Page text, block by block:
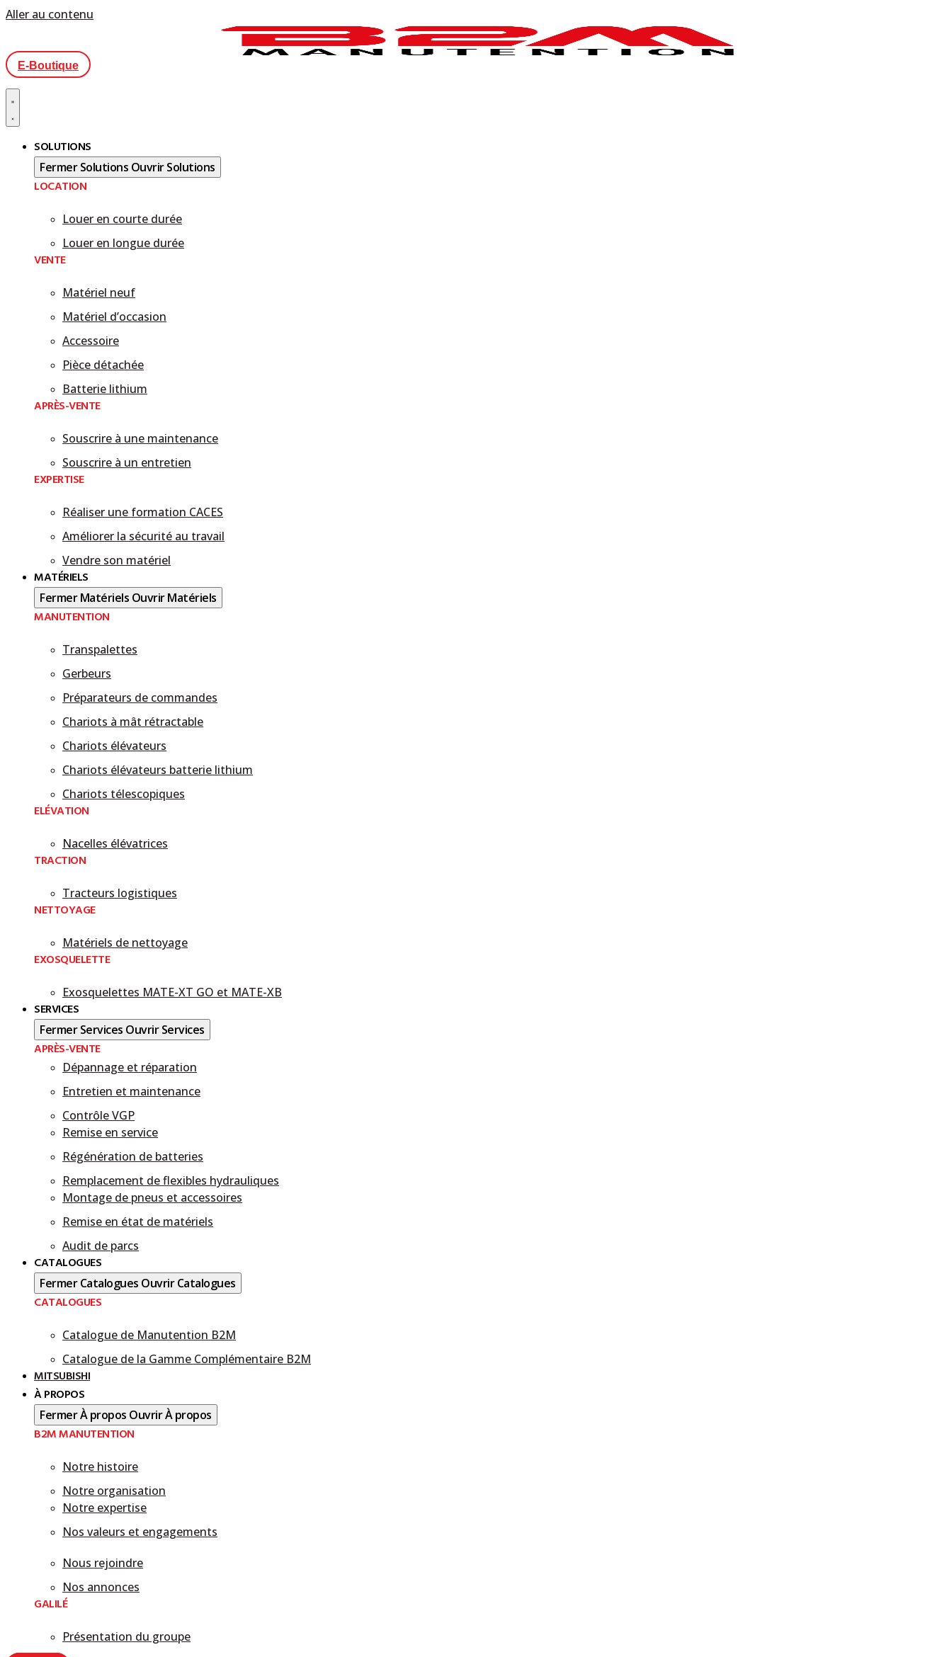
Aller au contenu
E-Boutique
SOLUTIONS
Fermer Solutions Ouvrir Solutions
LOCATION
Louer en courte durée
Louer en longue durée
VENTE
Matériel neuf
Matériel d’occasion
Accessoire
Pièce détachée
Batterie lithium
APRÈS-VENTE
Souscrire à une maintenance
Souscrire à un entretien
EXPERTISE
Réaliser une formation CACES
Améliorer la sécurité au travail
Vendre son matériel
MATÉRIELS
Fermer Matériels Ouvrir Matériels
MANUTENTION
Transpalettes
Gerbeurs
Préparateurs de commandes
Chariots à mât rétractable
Chariots élévateurs
Chariots élévateurs batterie lithium
Chariots télescopiques
ELÉVATION
Nacelles élévatrices
TRACTION
Tracteurs logistiques
NETTOYAGE
Matériels de nettoyage
EXOSQUELETTE
Exosquelettes MATE-XT GO et MATE-XB​
SERVICES
Fermer Services Ouvrir Services
APRÈS-VENTE
Dépannage et réparation
Entretien et maintenance
Contrôle VGP
Remise en service
Régénération de batteries
Remplacement de flexibles hydrauliques
Montage de pneus et accessoires
Remise en état de matériels
Audit de parcs
CATALOGUES
Fermer Catalogues Ouvrir Catalogues
CATALOGUES
Catalogue de Manutention B2M
Catalogue de la Gamme Complémentaire B2M
MITSUBISHI
À PROPOS
Fermer À propos Ouvrir À propos
B2M MANUTENTION
Notre histoire
Notre organisation
Notre expertise
Nos valeurs et engagements
Nous rejoindre
Nos annonces
GALILÉ
Présentation du groupe